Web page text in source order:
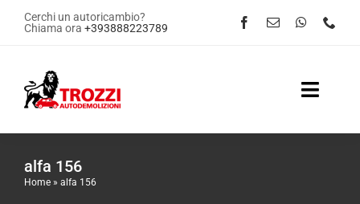
SaltaCerchi un autoricambio?
Chiama ora +393888223789
Toggle
alfa 156
Home » alfa 156